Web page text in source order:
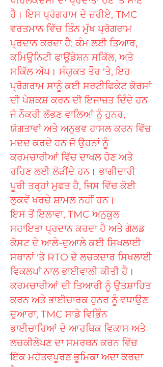
ਹੈ। ਇਸ ਪ੍ਰੋਗਰਾਮ ਦੇ ਜ਼ਰੀਏ, TMC
ਵਰਤਮਾਨ ਵਿੱਚ ਤਿੰਨ ਮੁੱਖ ਪ੍ਰੋਗਰਾਮ
ਪ੍ਰਦਾਨ ਕਰਦਾ ਹੈ: ਕੰਮ ਲਈ ਤਿਆਰ,
ਕਮਿਊਨਿਟੀ ਫਾਊਂਡੇਸ਼ਨ ਸਕਿੱਲ, ਅਤੇ
ਸਕਿੱਲ ਅੱਪ। ਸੰਯੁਕਤ ਤੌਰ 'ਤੇ, ਇਹ
ਪ੍ਰੋਗਰਾਮ ਸਾਨੂੰ ਕਈ ਸਰਟੀਫਿਕੇਟ ਕੋਰਸਾਂ
ਦੀ ਪੇਸ਼ਕਸ਼ ਕਰਨ ਦੀ ਇਜਾਜ਼ਤ ਦਿੰਦੇ ਹਨ
ਜੋ ਨੌਕਰੀ ਲੱਭਣ ਵਾਲਿਆਂ ਨੂੰ ਹੁਨਰ,
ਯੋਗਤਾਵਾਂ ਅਤੇ ਅਨੁਭਵ ਹਾਸਲ ਕਰਨ ਵਿੱਚ
ਮਦਦ ਕਰਦੇ ਹਨ ਜੋ ਉਹਨਾਂ ਨੂੰ
ਕਰਮਚਾਰੀਆਂ ਵਿੱਚ ਦਾਖਲ ਹੋਣ ਅਤੇ
ਰਹਿਣ ਲਈ ਲੋੜੀਂਦੇ ਹਨ। ਭਾਗੀਦਾਰੀ
ਪੂਰੀ ਤਰ੍ਹਾਂ ਮੁਫਤ ਹੈ, ਜਿਸ ਵਿੱਚ ਕੋਈ
ਲੁਕਵੇਂ ਖਰਚੇ ਸ਼ਾਮਲ ਨਹੀਂ ਹਨ।
ਇਸ ਤੋਂ ਇਲਾਵਾ, TMC ਅਨੁਕੂਲ
ਸਹਾਇਤਾ ਪ੍ਰਦਾਨ ਕਰਦਾ ਹੈ ਅਤੇ ਗੋਲਡ
ਕੋਸਟ ਦੇ ਆਲੇ-ਦੁਆਲੇ ਕਈ ਸਿਖਲਾਈ
ਸਥਾਨਾਂ 'ਤੇ RTO ਦੇ ਲਚਕਦਾਰ ਸਿਖਲਾਈ
ਵਿਕਲਪਾਂ ਨਾਲ ਭਾਈਵਾਲੀ ਕੀਤੀ ਹੈ।
ਕਰਮਚਾਰੀਆਂ ਦੀ ਤਿਆਰੀ ਨੂੰ ਉਤਸ਼ਾਹਿਤ
ਕਰਨ ਅਤੇ ਭਾਈਚਾਰਕ ਹੁਨਰ ਨੂੰ ਵਧਾਉਣ
ਦੁਆਰਾ, TMC ਸਾਡੇ ਵਿਭਿੰਨ
ਭਾਈਚਾਰਿਆਂ ਦੇ ਆਰਥਿਕ ਵਿਕਾਸ ਅਤੇ
ਲਚਕੀਲੇਪਣ ਦਾ ਸਮਰਥਨ ਕਰਨ ਵਿੱਚ
ਇੱਕ ਮਹੱਤਵਪੂਰਣ ਭੂਮਿਕਾ ਅਦਾ ਕਰਦਾ